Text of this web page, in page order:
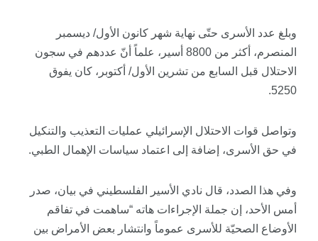
وبلغ عدد الأسرى حتّى نهاية شهر كانون الأول/ ديسمبر
المنصرم، أكثر من 8800 أسير، علماً أنّ عددهم في سجون
الاحتلال قبل السابع من تشرين الأول/ أكتوبر، كان يفوق
5250.
وتواصل قوات الاحتلال الإسرائيلي عمليات التعذيب والتنكيل
في حق الأسرى، إضافة إلى اعتماد سياسات الإهمال الطبي.
وفي هذا الصدد، قال نادي الأسير الفلسطيني في بيان، صدر
أمس الأحد، إن جملة الإجراءات هاته “ساهمت في تفاقم
الأوضاع الصحيّة للأسرى عموماً وانتشار بعض الأمراض بين